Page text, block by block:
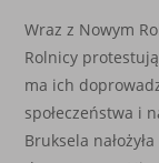
Wraz z Nowym
Rolnicy
ma ich
społeczeństwa i
Bruksela